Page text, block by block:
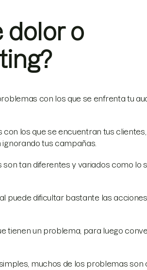
dolor o
con los que se enfrenta tu
los que se encuentran tus
tus campañas.
tan diferentes y variados como lo
puede dificultar bastante las
tienen un problema, para luego
muchos de los problemas son